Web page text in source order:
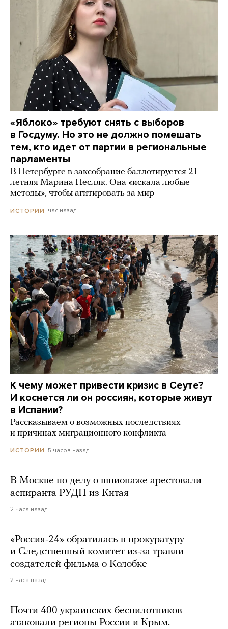
«Яблоко» требуют снять с выборов
в Госдуму. Но это не должно помешать
тем, кто идет от партии в региональные
парламенты
В Петербурге в заксобрание баллотируется 21-
летняя Марина Песляк. Она «искала любые
методы», чтобы агитировать за мир
ИСТОРИИ час назад
К чему может привести кризис в Сеуте?
И коснется ли он россиян, которые живут
в Испании?
Рассказываем о возможных последствиях
и причинах миграционного конфликта
ИСТОРИИ 5 часов назад
В Москве по делу о шпионаже арестовали
аспиранта РУДН из Китая
2 часа назад
«Россия-24» обратилась в прокуратуру
и Следственный комитет из-за травли
создателей фильма о Колобке
2 часа назад
Почти 400 украинских беспилотников
атаковали регионы России и Крым.